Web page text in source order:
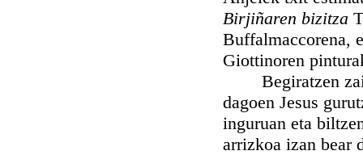
Birjiñaren bizitza
Buffalmaccorena,
Giottinoren
Begiratzen
dagoen Jesus
inguruan eta
arrizkoa izan bear